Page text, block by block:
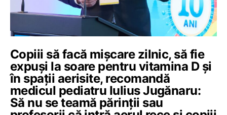
Copiii să facă mișcare zilnic, să fie
expuși la soare pentru vitamina D și
în spații aerisite, recomandă
medicul pediatru Iulius Jugănaru:
Să nu se teamă părinții sau